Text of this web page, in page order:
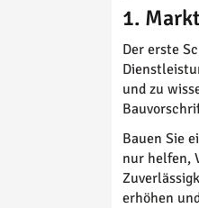
1.
Der erste
und zu
Bauen Sie
nur helfen,
erhöhen